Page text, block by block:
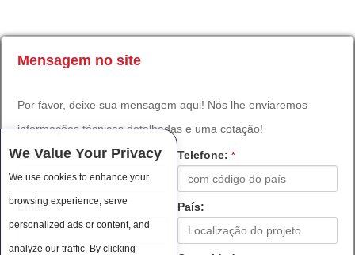
Mensagem no site
Por favor, deixe sua mensagem aqui! Nós lhe enviaremos
informações técnicas detalhadas e uma cotação!
Nome: * Telefone: *
Email:* País:
We Value Your Privacy
We use cookies to enhance your
browsing experience, serve
personalized ads or content, and
analyze our traffic. By clicking